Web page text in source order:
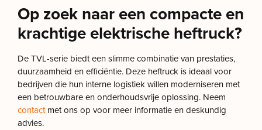
Op zoek naar een compacte en
krachtige elektrische heftruck?
De TVL-serie biedt een slimme combinatie van prestaties,
duurzaamheid en efficiëntie. Deze heftruck is ideaal voor
bedrijven die hun interne logistiek willen moderniseren met
een betrouwbare en onderhoudsvrije oplossing. Neem
contactmet ons op voor meer informatie en deskundig
advies.